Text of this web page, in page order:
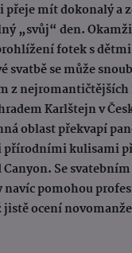
přeje mít dokonalý a
„svůj“ den.
fotek s
svatbě se může
z nejromantičtějších
Karlštejn v
oblast překvapí
přírodními kulisami
Se
pomohou
jistě ocení